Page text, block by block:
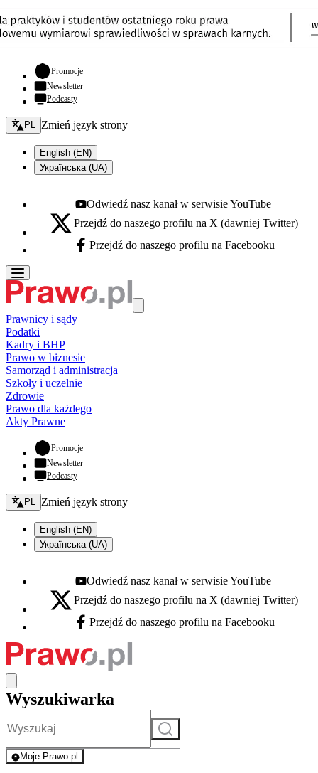
Promocje- otwiera się w nowej karcie
Newsletter
Podcasty
Zmień język - bieżący:
PL Zmień język strony
English (EN)
Українська (UA)
Youtube - otwiera się w nowej karcie
Odwiedź nasz kanał w serwisie YouTube
X - otwiera się w nowej karcie
Przejdź do naszego profilu na X (dawniej Twitter)
Facebook - otwiera się w nowej karcie
Przejdź do naszego profilu na Facebooku
Prawnicy i sądy
Podatki
Kadry i BHP
Prawo w biznesie
Samorząd i administracja
Szkoły i uczelnie
Zdrowie
Prawo dla każdego
Akty Prawne
Promocje- otwiera się w nowej karcie
Newsletter
Podcasty
Zmień język - bieżący:
PL Zmień język strony
English (EN)
Українська (UA)
Youtube - otwiera się w nowej karcie
Odwiedź nasz kanał w serwisie YouTube
X - otwiera się w nowej karcie
Przejdź do naszego profilu na X (dawniej Twitter)
Facebook - otwiera się w nowej karcie
Przejdź do naszego profilu na Facebooku
Wyszukiwarka
Szukaj
Moje Prawo.pl
- rejestracja i logowanie do serwisu